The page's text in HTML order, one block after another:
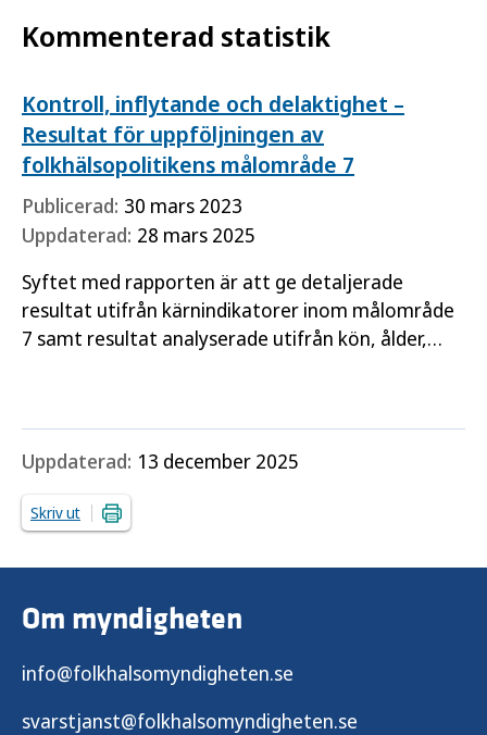
Kommenterad statistik
Kontroll, inflytande och delaktighet –
Resultat för uppföljningen av
folkhälsopolitikens målområde 7
Publicerad: 30 mars 2023
Uppdaterad: 28 mars 2025
Syftet med rapporten är att ge detaljerade
resultat utifrån kärnindikatorer inom målområde
7 samt resultat analyserade utifrån kön, ålder,
Uppdaterad: 13 december 2025
Skriv ut
Om myndigheten
info@folkhalsomyndigheten.se
svarstjanst@folkhalsomyndigheten.se